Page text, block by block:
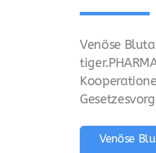
Venöse
Venöse